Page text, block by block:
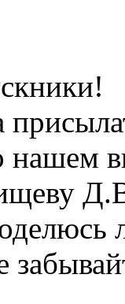
нашем